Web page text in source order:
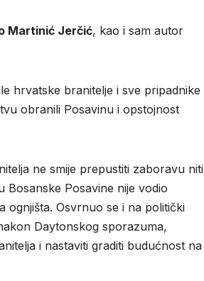
Martinić Jerčić, kao i sam autor
hrvatske branitelje i sve pripadnike
obranili Posavinu i opstojnost
ne smije prepustiti zaboravu niti
Bosanske Posavine nije vodio
ognjišta. Osvrnuo se i na politički
Daytonskog sporazuma,
i nastaviti graditi budućnost na